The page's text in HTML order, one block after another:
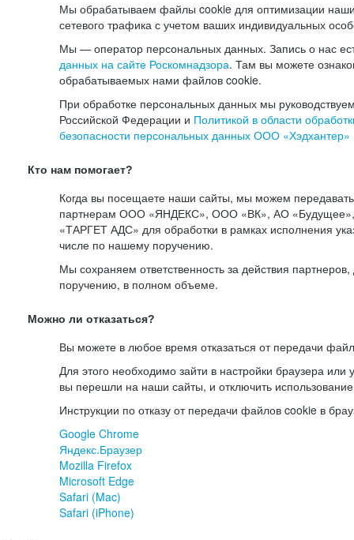
Мы обрабатываем файлы cookie для оптимизации
сетевого трафика с учетом ваших индивидуальных
Мы — оператор персональных данных. Запись о нас
данных на сайте Роскомнадзора. Там вы можете
обрабатываемых нами файлов cookie.
При обработке персональных данных мы
Российской Федерации и Политикой в области
безопасности персональных данных ООО «Хэдхантер»
Кто нам помогает?
Когда вы посещаете наши сайты, мы можем
партнерам ООО «ЯНДЕКС», ООО «ВК», АО
«ТАРГЕТ АДС» для обработки в рамках исполнения
числе по нашему поручению.
Мы сохраняем ответственность за действия
поручению, в полном объеме.
Можно ли отказаться?
Вы можете в любое время отказаться от передачи
Для этого необходимо зайти в настройки браузера или
вы перешли на наши сайты, и отключить
Инструкции по отказу от передачи файлов cookie в
Google Chrome
Яндекс.Браузер
Mozilla Firefox
Microsoft Edge
Safari (Mac)
Safari (iPhone)